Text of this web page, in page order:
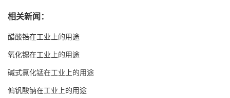
相关新闻：
醋酸锆在工业上的用途
氧化锶在工业上的用途
碱式氯化锰在工业上的用途
偏钒酸钠在工业上的用途